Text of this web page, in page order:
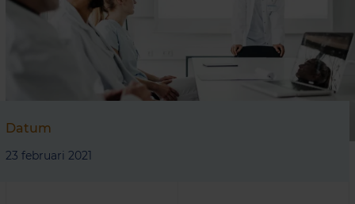
Datum
23 februari 2021